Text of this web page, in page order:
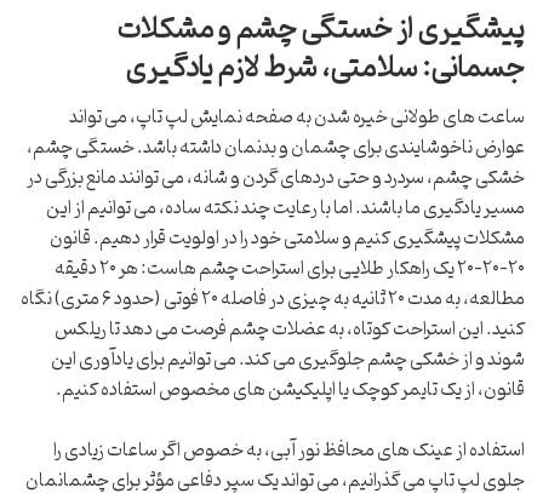
پیشگیری از خستگی چشم و مشکلات
جسمانی: سلامتی، شرط لازم یادگیری
ساعت های طولانی خیره شدن به صفحه نمایش لپ تاپ، می تواند
عوارض ناخوشایندی برای چشمان و بدنمان داشته باشد. خستگی چشم،
خشکی چشم، سردرد و حتی دردهای گردن و شانه، می توانند مانع بزرگی در
مسیر یادگیری ما باشند. اما با رعایت چند نکته ساده، می توانیم از این
مشکلات پیشگیری کنیم و سلامتی خود را در اولویت قرار دهیم. قانون
۲۰-۲۰-۲۰ یک راهکار طلایی برای استراحت چشم هاست: هر ۲۰ دقیقه
مطالعه، به مدت ۲۰ ثانیه به چیزی در فاصله ۲۰ فوتی (حدود ۶ متری) نگاه
کنید. این استراحت کوتاه، به عضلات چشم فرصت می دهد تا ریلکس
شوند و از خشکی چشم جلوگیری می کند. می توانیم برای یادآوری این
قانون، از یک تایمر کوچک یا اپلیکیشن های مخصوص استفاده کنیم.
استفاده از عینک های محافظ نور آبی، به خصوص اگر ساعات زیادی را
جلوی لپ تاپ می گذرانیم، می تواند یک سپر دفاعی مؤثر برای چشمانمان